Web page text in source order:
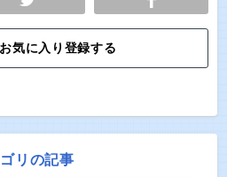
気に入り登録する
リの記事